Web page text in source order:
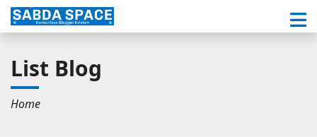
List Blog
Home